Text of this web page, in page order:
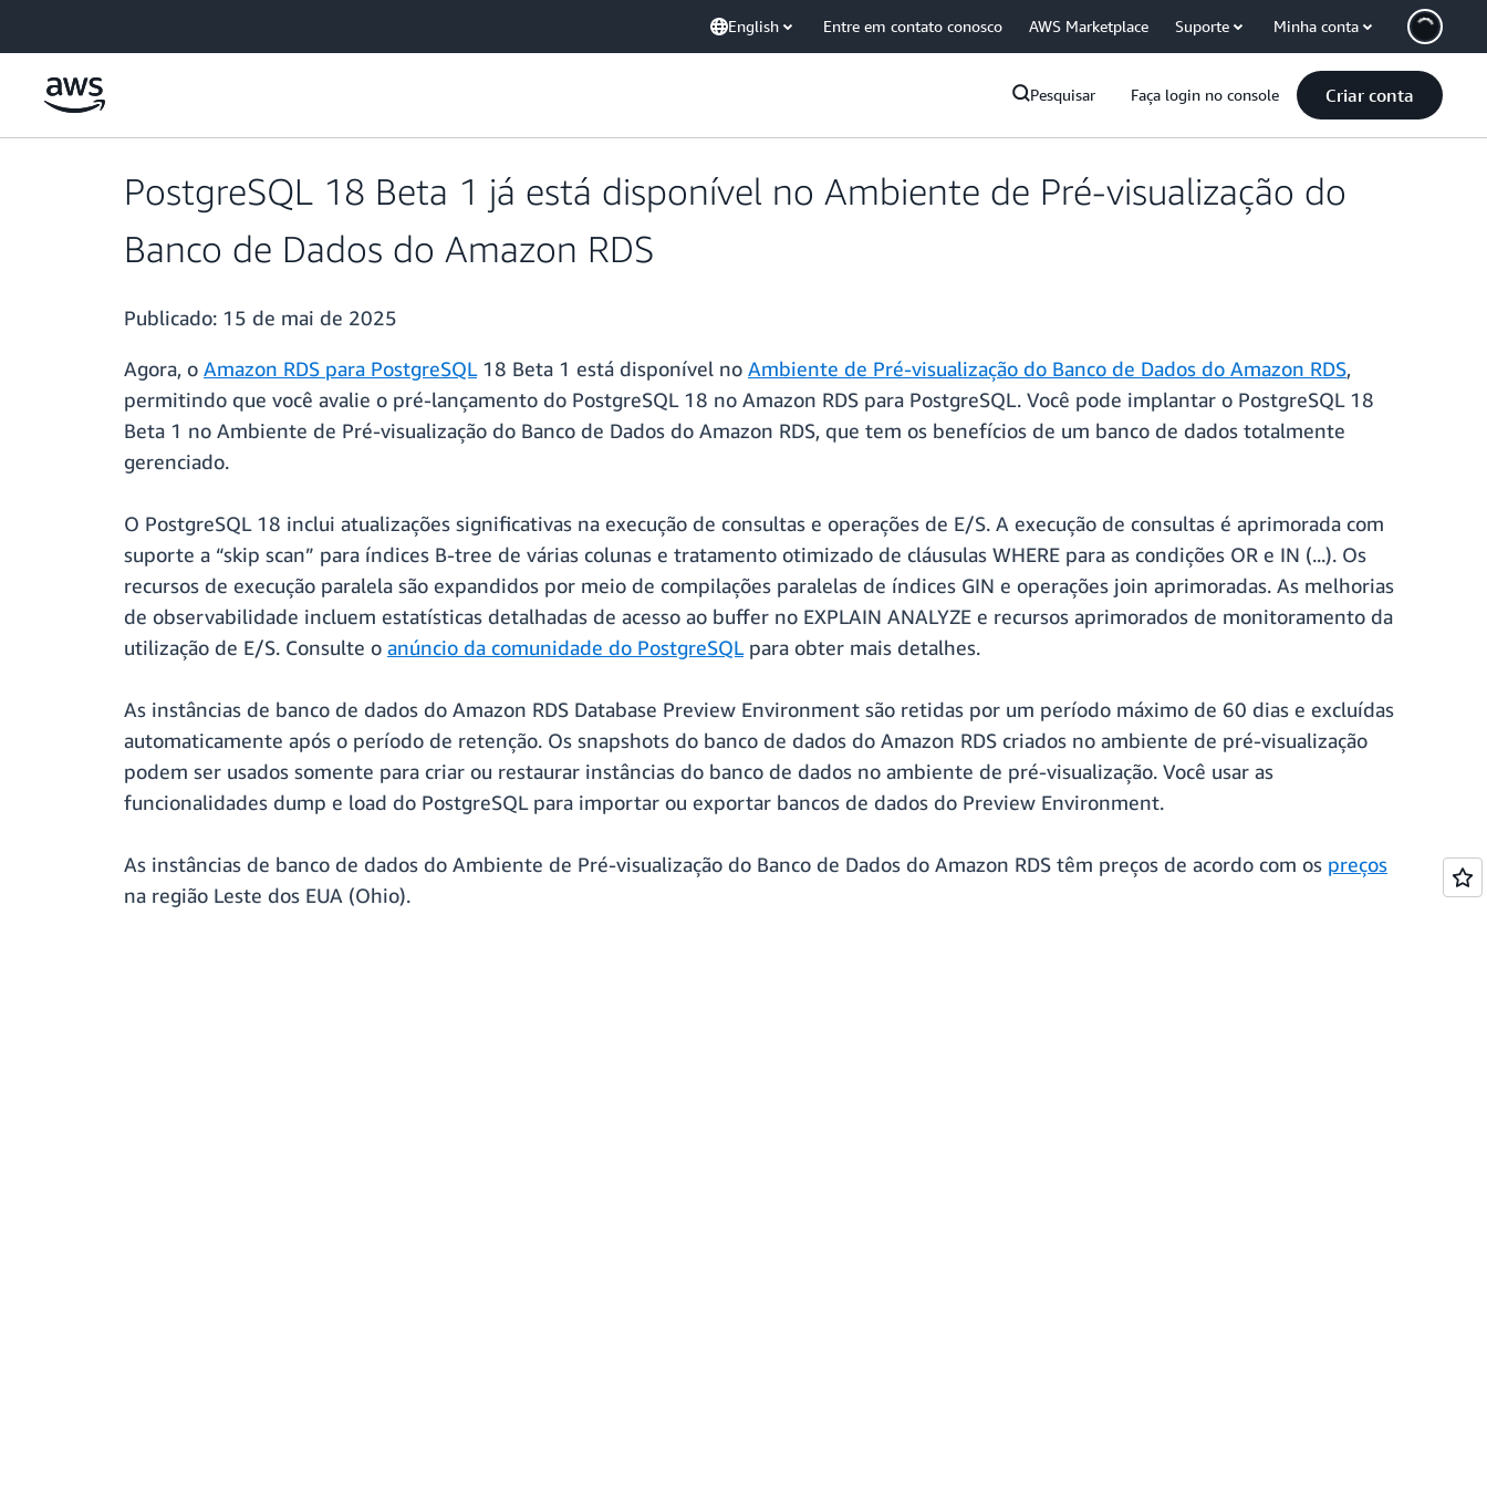
English Entre em contato conosco AWS Marketplace Suporte Minha conta
Pesquisar Faça login no console Criar conta
PostgreSQL 18 Beta 1 já está disponível no Ambiente de Pré-visualização do
Banco de Dados do Amazon RDS
Publicado: 15 de mai de 2025
Agora, o Amazon RDS para PostgreSQL18 Beta 1 está disponível no Ambiente de Pré-visualização do Banco de Dados do Amazon RDS,
permitindo que você avalie o pré-lançamento do PostgreSQL 18 no Amazon RDS para PostgreSQL. Você pode implantar o PostgreSQL 18
Beta 1 no Ambiente de Pré-visualização do Banco de Dados do Amazon RDS, que tem os benefícios de um banco de dados totalmente
gerenciado.
O PostgreSQL 18 inclui atualizações significativas na execução de consultas e operações de E/S. A execução de consultas é aprimorada com
suporte a “skip scan” para índices B-tree de várias colunas e tratamento otimizado de cláusulas WHERE para as condições OR e IN (...). Os
recursos de execução paralela são expandidos por meio de compilações paralelas de índices GIN e operações join aprimoradas. As melhorias
de observabilidade incluem estatísticas detalhadas de acesso ao buffer no EXPLAIN ANALYZE e recursos aprimorados de monitoramento da
utilização de E/S. Consulte o anúncio da comunidade do PostgreSQLpara obter mais detalhes.
As instâncias de banco de dados do Amazon RDS Database Preview Environment são retidas por um período máximo de 60 dias e excluídas
automaticamente após o período de retenção. Os snapshots do banco de dados do Amazon RDS criados no ambiente de pré-visualização
podem ser usados somente para criar ou restaurar instâncias do banco de dados no ambiente de pré-visualização. Você usar as
funcionalidades dump e load do PostgreSQL para importar ou exportar bancos de dados do Preview Environment.
As instâncias de banco de dados do Ambiente de Pré-visualização do Banco de Dados do Amazon RDS têm preços de acordo com os preços
na região Leste dos EUA (Ohio).